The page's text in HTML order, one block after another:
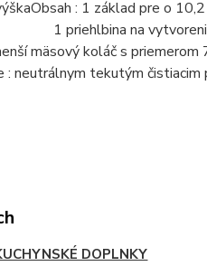
výškaObsah : 1 základ pre
1 priehlbina na vytvorenie
koláč s priemerom
neutrálnym tekutým
DOPLNKY